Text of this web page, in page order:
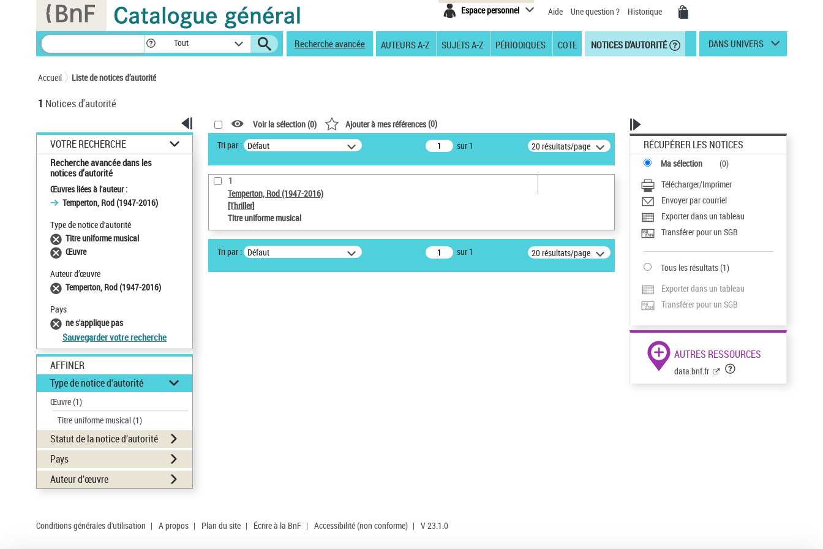
Espace personnel Aide Une question ? Historique
Tout Recherche avancée AUTEURS A-Z SUJETS A-Z PÉRIODIQUES COTE NOTICES D'AUTORITÉ DANS UNIVERS
Accueil Liste de notices d’autorité
1 Notices d'autorité
VOTRE RECHERCHE
Recherche avancée dans les
notices d’autorité
Œuvres liées à l'auteur :
Temperton, Rod (1947-2016)
Type de notice d'autorité
Titre uniforme musical
Œuvre
Auteur d’œuvre
Temperton, Rod (1947-2016)
Pays
ne s'applique pas
Sauvegarder votre recherche
AFFINER
Type de notice d'autorité
Œuvre(1)
Titre uniforme musical(1)
Statut de la notice d’autorité
Pays
Auteur d’œuvre
Voir la sélection (0) Ajouter à mes références(0)
Tri par : Défaut sur 1 20 résultats/page
1
Temperton, Rod (1947-2016)
[Thriller]
Titre uniforme musical
Tri par : Défaut sur 1 20 résultats/page
RÉCUPÉRER LES NOTICES
Ma sélection (0)
Télécharger/Imprimer
Envoyer par courriel
Exporter dans un tableau
Transférer pour un SGB
Tous les résultats(1)
Exporter dans un tableau
Transférer pour un SGB
AUTRES RESSOURCES
data.bnf.fr
Conditions générales d'utilisation | A propos | Plan du site | Écrire à la BnF | Accessibilité (non conforme) | V 23.1.0
Panneau de gestion des cookies